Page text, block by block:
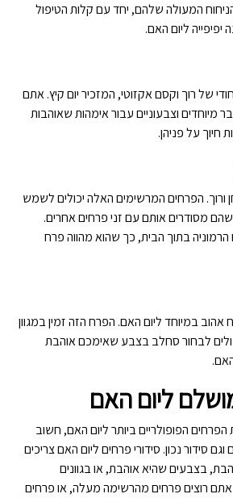
המעולה שלהם, יחד עם קלות הטיפול
ליום האם.
של רוך וקסם אקזוטי, המזכיר יום קיץ. אתם
מיוחדים וצבעוניים עבור אימהות שאוהבות
חיוך על פניהן.
הפרחים המרשימים האלה יכולים לשמש
מסודרים אותם עם זני פרחים אחרים.
בתוך הבית, כך שהוא מהווה פרח
במיוחד ליום האם. הפרח הזה זמין במגוון
לבחור סחלב בצבע שאימכם אוהבת
ליום האם
הפופולריים ביותר ליום האם, חשוב
סידור נכון. סידורי פרחים ליום האם צריכים
בצבעים שהיא אוהבת, או בגוונים
רוצים פרחים מהרשימה מעלה, או פרחים